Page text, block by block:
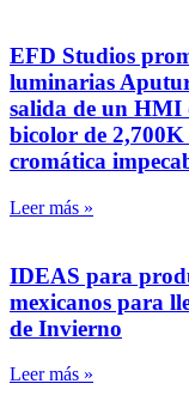
EFD Studios
luminarias
salida de un HMI
bicolor de
cromática
Leer más »
IDEAS para
mexicanos para
de Invierno
Leer más »